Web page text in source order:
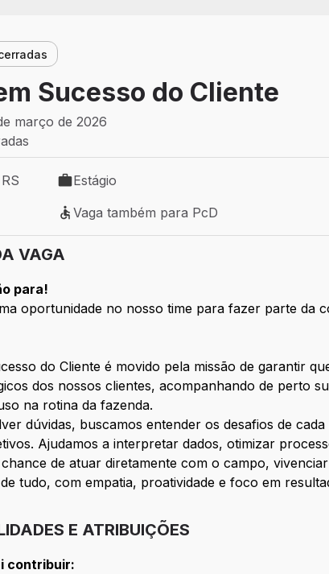
Sucesso do Cliente
março de 2026
Porto Alegre - RS
Tipo de vaga: Estágio
Estágio
PresencialVaga também para PcD
Vaga também para PcD
VAGA
para!
oportunidade no nosso time para fazer parte da
do Cliente é movido pela missão de garantir
dos nossos clientes, acompanhando de perto
na rotina da fazenda.
dúvidas, buscamos entender os desafios de
Ajudamos a interpretar dados, otimizar
de atuar diretamente com o campo,
tudo, com empatia, proatividade e foco em
E ATRIBUIÇÕES
contribuir: